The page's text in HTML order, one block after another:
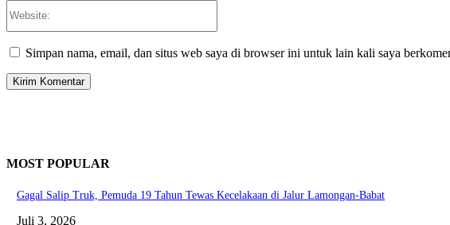
Simpan nama, email, dan situs web saya di browser ini untuk lain kali saya
MOST POPULAR
Gagal Salip Truk, Pemuda 19 Tahun Tewas Kecelakaan di Jalur Lamongan-Babat
Juli 3, 2026